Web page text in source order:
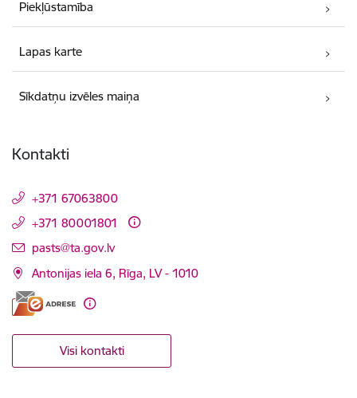
Piekļūstamība
Lapas karte
Sīkdatņu izvēles maiņa
Kontakti
+371 67063800
+371 80001801
E-pasts:
pasts@ta.gov.lv
Antonijas iela 6, Rīga, LV - 1010
Visi kontakti